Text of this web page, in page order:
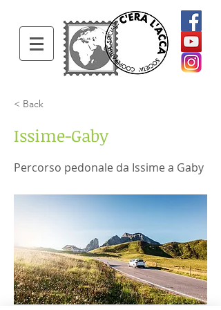
< Back
Issime-Gaby
Percorso pedonale da Issime a Gaby